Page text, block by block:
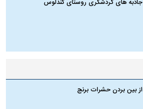
جاذبه های گردشگری روستای کندلوس
از بین بردن حشرات برنج